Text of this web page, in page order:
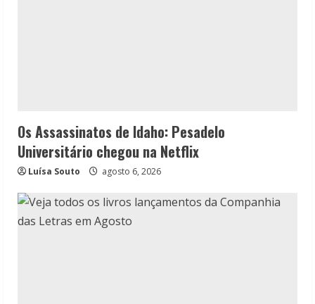
Os Assassinatos de Idaho: Pesadelo
Universitário chegou na Netflix
Luísa Souto agosto 6, 2026